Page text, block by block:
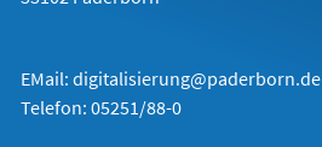
EMail: digitalisierung@paderborn.de
Telefon: 05251/88-0